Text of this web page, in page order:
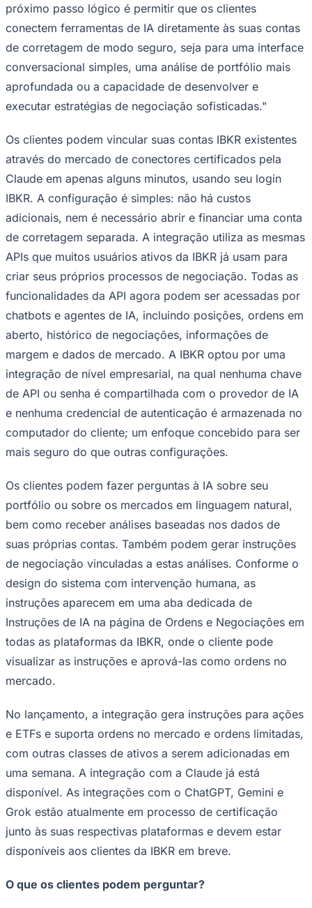
Anuncie Regional
Guia de Empresas
Vagas na RegiãoNovo
Hub de Negócios
Guia Comercial
Selo Verificado
Portal Educacional
Agenda de Vestibulares
Panorama Econômico
Panorama Econômico
Para Sua Empresa
Anuncie no Portal
Verificar EmpresaNovo
Anunciar VagasNovo
Publicidade Legal
NFL
Fórmula 1
Tênis (ATP)
MLB
Atletismo
Vôlei
NBB
Brasileirão Série A
Brasileirão Série B
Copa do Brasil
Libertadores
Sul-Americana
Copa América
Champions League
Premier League
La Liga
Bundesliga
Mundial 2026
Times - Ir direto
próximo passo lógico é permitir que os clientes
conectem ferramentas de IA diretamente às suas contas
de corretagem de modo seguro, seja para uma interface
conversacional simples, uma análise de portfólio mais
aprofundada ou a capacidade de desenvolver e
executar estratégias de negociação sofisticadas."
Os clientes podem vincular suas contas IBKR existentes
através do mercado de conectores certificados pela
Claude em apenas alguns minutos, usando seu login
IBKR. A configuração é simples: não há custos
adicionais, nem é necessário abrir e financiar uma conta
de corretagem separada. A integração utiliza as mesmas
APIs que muitos usuários ativos da IBKR já usam para
criar seus próprios processos de negociação. Todas as
funcionalidades da API agora podem ser acessadas por
chatbots e agentes de IA, incluindo posições, ordens em
aberto, histórico de negociações, informações de
margem e dados de mercado. A IBKR optou por uma
integração de nível empresarial, na qual nenhuma chave
de API ou senha é compartilhada com o provedor de IA
e nenhuma credencial de autenticação é armazenada no
computador do cliente; um enfoque concebido para ser
mais seguro do que outras configurações.
Os clientes podem fazer perguntas à IA sobre seu
portfólio ou sobre os mercados em linguagem natural,
bem como receber análises baseadas nos dados de
suas próprias contas. Também podem gerar instruções
de negociação vinculadas a estas análises. Conforme o
design do sistema com intervenção humana, as
instruções aparecem em uma aba dedicada de
Instruções de IA na página de Ordens e Negociações em
todas as plataformas da IBKR, onde o cliente pode
visualizar as instruções e aprová-las como ordens no
mercado.
No lançamento, a integração gera instruções para ações
e ETFs e suporta ordens no mercado e ordens limitadas,
com outras classes de ativos a serem adicionadas em
uma semana. A integração com a Claude já está
disponível. As integrações com o ChatGPT, Gemini e
Grok estão atualmente em processo de certificação
junto às suas respectivas plataformas e devem estar
disponíveis aos clientes da IBKR em breve.
O que os clientes podem perguntar?